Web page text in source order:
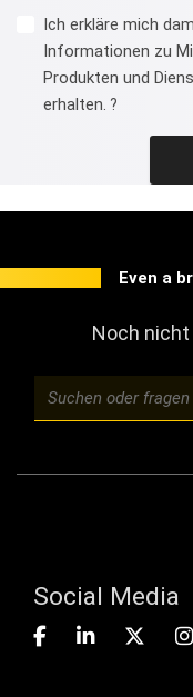
Ich erkläre mich
Informationen zu
Produkten und
erhalten. ?
Even a
Noch
Social Media